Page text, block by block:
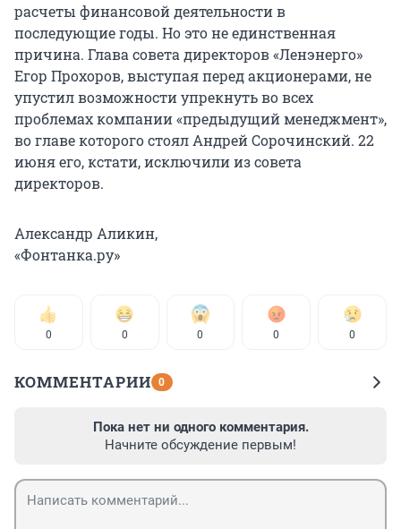
расчеты финансовой деятельности в
последующие годы. Но это не единственная
причина. Глава совета директоров «Ленэнерго»
Егор Прохоров, выступая перед акционерами, не
упустил возможности упрекнуть во всех
проблемах компании «предыдущий менеджмент»,
во главе которого стоял Андрей Сорочинский. 22
июня его, кстати, исключили из совета
директоров.
Александр Аликин,
«Фонтанка.ру»
0 0 0 0 0
КОММЕНТАРИИ 0
Пока нет ни одного комментария.
Начните обсуждение первым!